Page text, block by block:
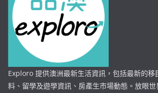
Exploro 提供澳洲最新生活資訊，包括最新的移
料、留學及遊學資訊、房產生市場動態。放眼